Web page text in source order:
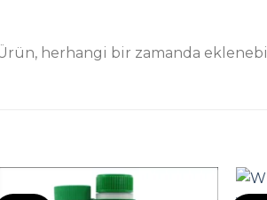
herhangi bir zamanda